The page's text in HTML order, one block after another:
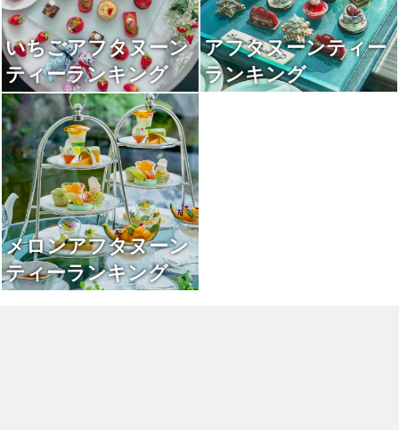
いちごアフタヌーン
ティーランキング
アフタヌーンティー
ランキング
メロンアフタヌーン
ティーランキング